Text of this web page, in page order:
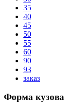
35
40
45
50
55
60
90
93
заказ
Форма кузова